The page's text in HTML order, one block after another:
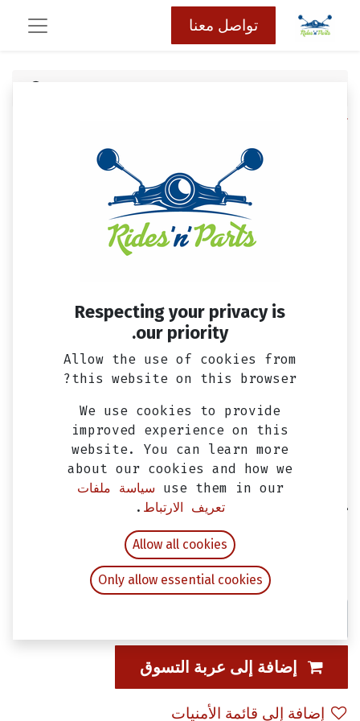
تواصل معنا
كافة المنتجات
EGP شامل ضريبة القيمة المضافة
إضافة إلى عربة التسوق
إضافة إلى قائمة الأمنيات
Respecting your privacy is
our priority.
Allow the use of cookies from
this website on this browser?
We use cookies to provide
improved experience on this
website. You can learn more
about our cookies and how we
use them in our سياسة ملفات
تعريف الارتباط .
Allow all cookies
Only allow essential cookies